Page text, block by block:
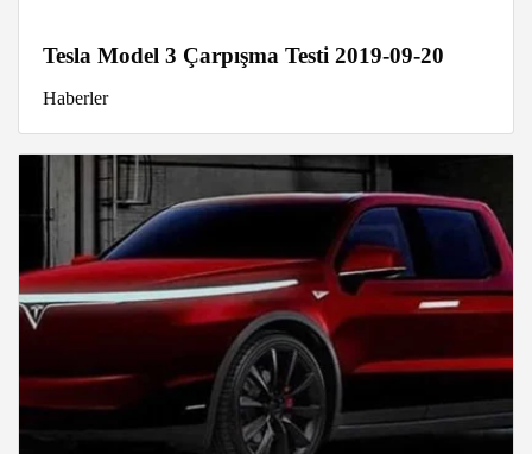
Tesla Model 3 Çarpışma Testi 2019-09-20
Haberler